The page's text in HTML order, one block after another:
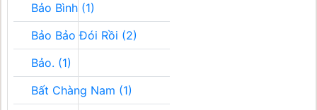
Bảo Bình (1)
Bảo Bảo Đói Rồi (2)
Bảo. (1)
Bất Chàng Nam (1)